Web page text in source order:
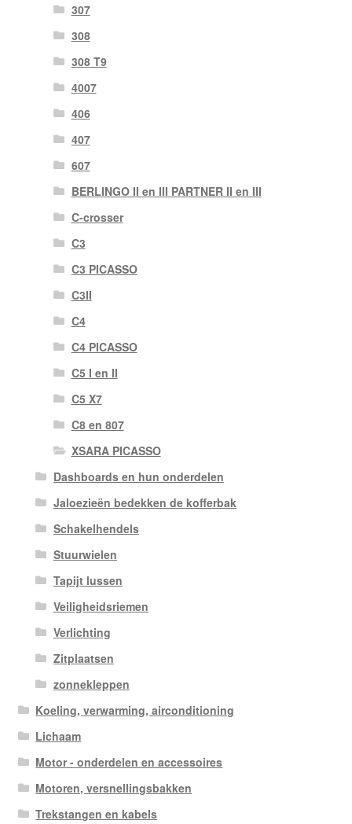
307
308
308 T9
4007
406
407
607
BERLINGO II en III PARTNER II en III
C-crosser
C3
C3 PICASSO
C3II
C4
C4 PICASSO
C5 I en II
C5 X7
C8 en 807
XSARA PICASSO
Dashboards en hun onderdelen
Jaloezieën bedekken de kofferbak
Schakelhendels
Stuurwielen
Tapijt lussen
Veiligheidsriemen
Verlichting
Zitplaatsen
zonnekleppen
Koeling, verwarming, airconditioning
Lichaam
Motor - onderdelen en accessoires
Motoren, versnellingsbakken
Trekstangen en kabels